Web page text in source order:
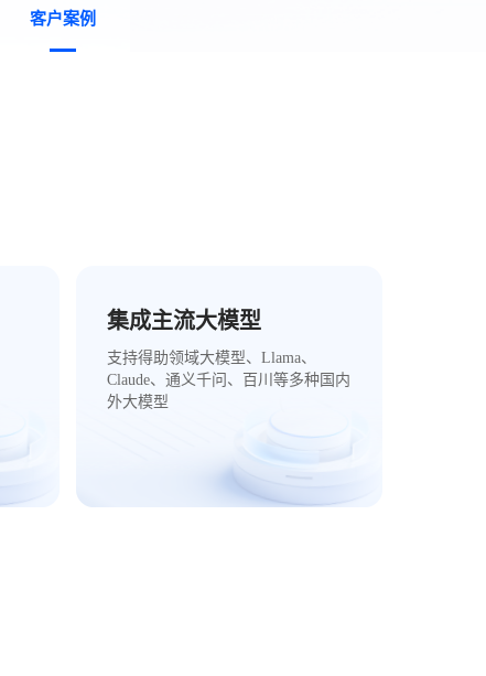
客户案例
集成主流大模型
支持得助领域大模型、Llama、
Claude、通义千问、百川等多种国内
外大模型